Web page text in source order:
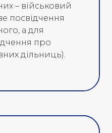
– військовий
посвідчення
а для
про
дільниць).